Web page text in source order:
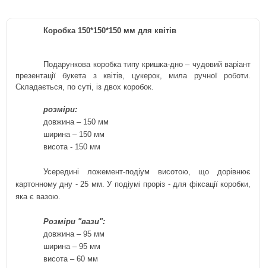
Коробка 150*150*150 мм для квітів
Подарункова коробка типу кришка-дно – чудовий варіант
презентації
букета з квітів, цукерок, мила ручної роботи.
Складається, по суті, із двох коробок.
розміри:
довжина – 150 мм
ширина – 150 мм
висота - 150 мм
Усередині ложемент-подіум висотою, що дорівнює
картонному дну - 25 мм. У подіумі проріз - для фіксації коробки,
яка є вазою.
Розміри "вази":
довжина – 95 мм
ширина – 95 мм
висота – 60 мм